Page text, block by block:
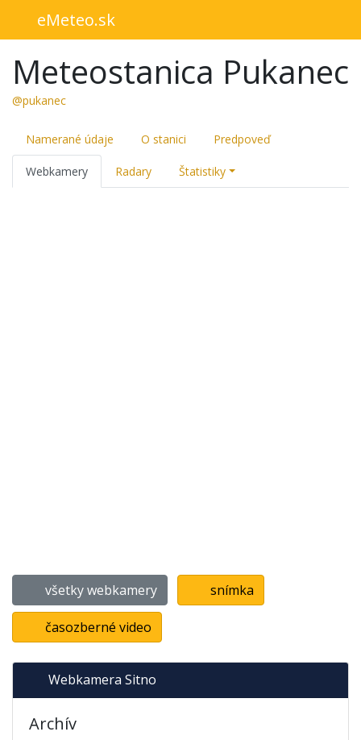
eMeteo.sk
Meteostanica Pukanec
@pukanec
Namerané údaje O stanici Predpoveď
Webkamery Radary Štatistiky
všetky webkamery snímka
časozberné video
Webkamera Sitno
Archív